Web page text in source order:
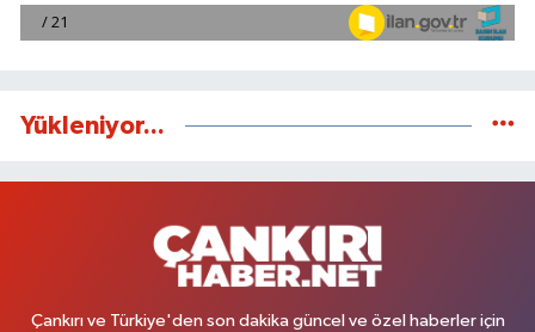
Yükleniyor...
Çankırı ve Türkiye'den son dakika güncel ve özel haberler için